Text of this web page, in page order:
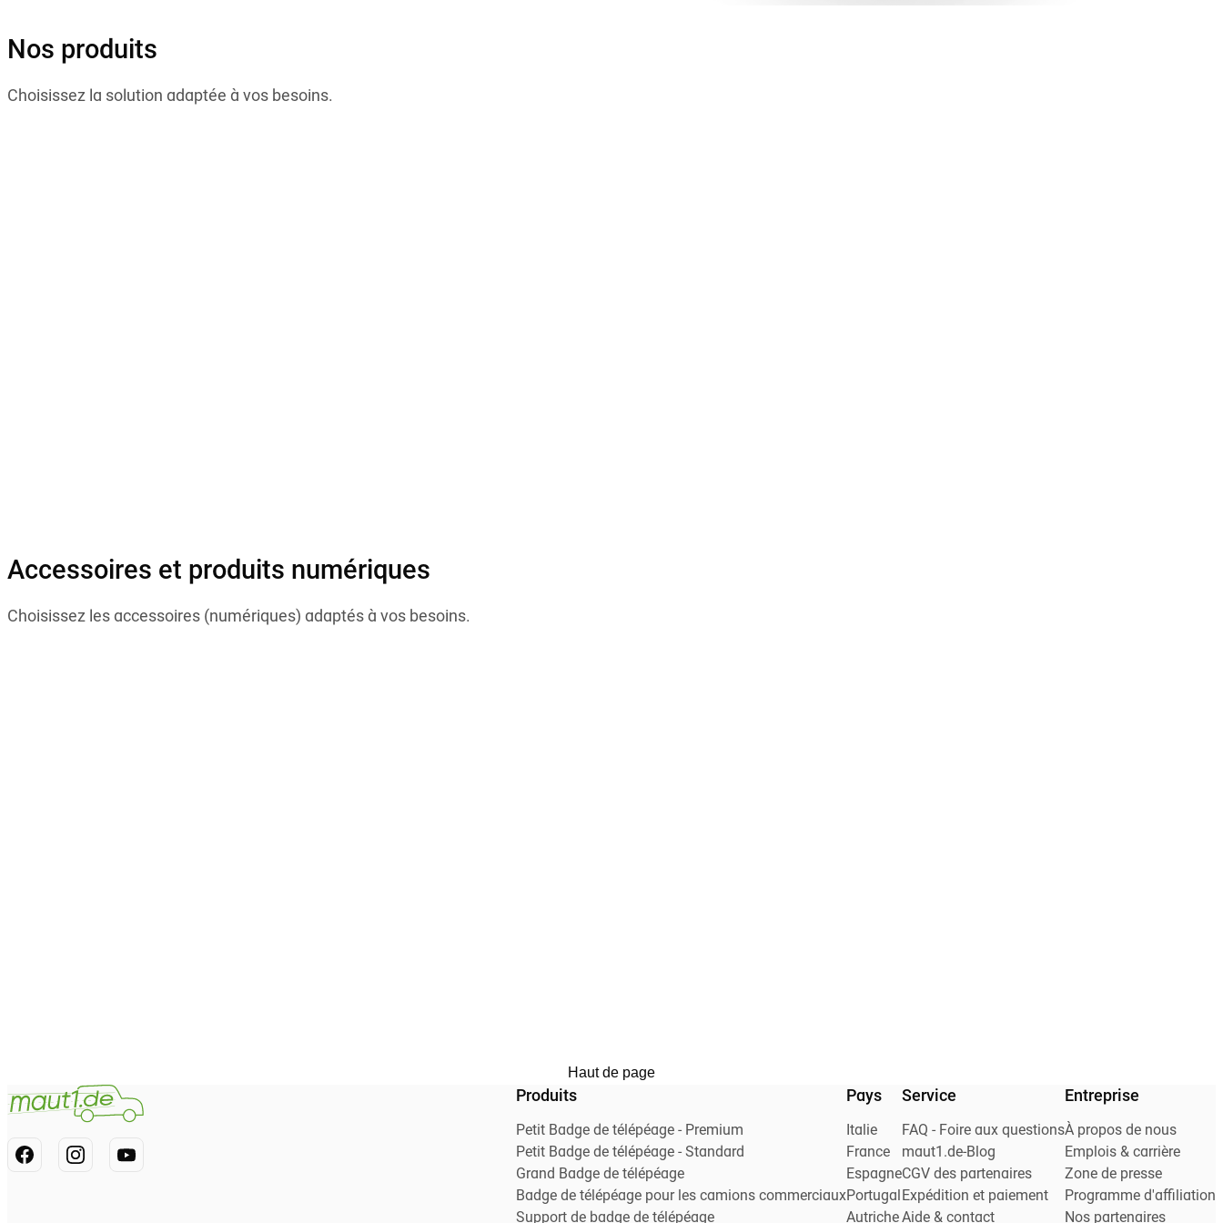
Nos produits
Choisissez la solution adaptée à vos besoins.
Accessoires et produits numériques
Choisissez les accessoires (numériques) adaptés à vos besoins.
Haut de page
Produits
Petit Badge de télépéage - Premium
Petit Badge de télépéage - Standard
Grand Badge de télépéage
Badge de télépéage pour les camions commerciaux
Support de badge de télépéage
Pays
Italie
France
Espagne
Portugal
Autriche
Service
FAQ - Foire aux questions
maut1.de-Blog
CGV des partenaires
Expédition et paiement
Aide & contact
Entreprise
À propos de nous
Emplois & carrière
Zone de presse
Programme d'affiliation
Nos partenaires